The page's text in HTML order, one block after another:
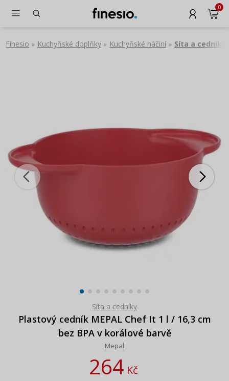
0
Finesio » Kuchyňské doplňky » Kuchyňské náčiní » Síta a cedníky
Síta a cedníky
Plastový cedník MEPAL Chef It 1 l / 16,3 cm
bez BPA v korálové barvě
Mepal
264Kč